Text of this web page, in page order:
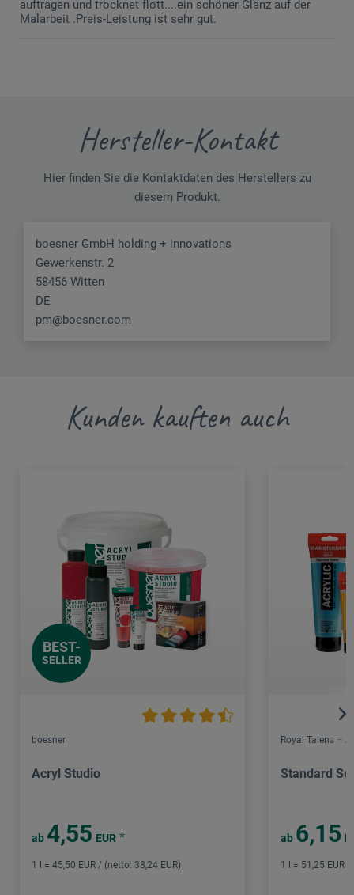
auftragen und trocknet flott....ein schöner Glanz auf der
Malarbeit .Preis-Leistung ist sehr gut.
Hersteller-Kontakt
Hier finden Sie die Kontaktdaten des Herstellers zu
diesem Produkt.
boesner GmbH holding + innovations
Gewerkenstr. 2
58456 Witten
DE
pm@boesner.com
Kunden kauften auch
BEST-
SELLER
boesner
Acryl Studio
ab 4,55 EUR *
1 l = 45,50 EUR / (netto: 38,24 EUR)
Royal Talens –
Standard
ab 6,15
1 l = 51,25 EUR